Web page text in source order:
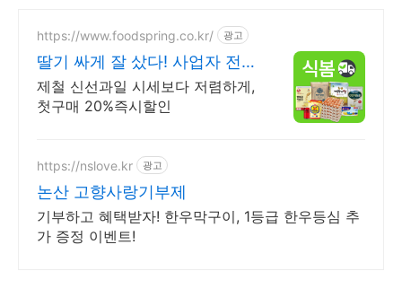
https://www.foodspring.co.kr/ 광고
딸기 싸게 잘 샀다! 사업자 전용
특가
제철 신선과일 시세보다 저렴하게,
첫구매 20%즉시할인
https://nslove.kr 광고
논산 고향사랑기부제
기부하고 혜택받자! 한우막구이, 1등급 한우등심 추
가 증정 이벤트!